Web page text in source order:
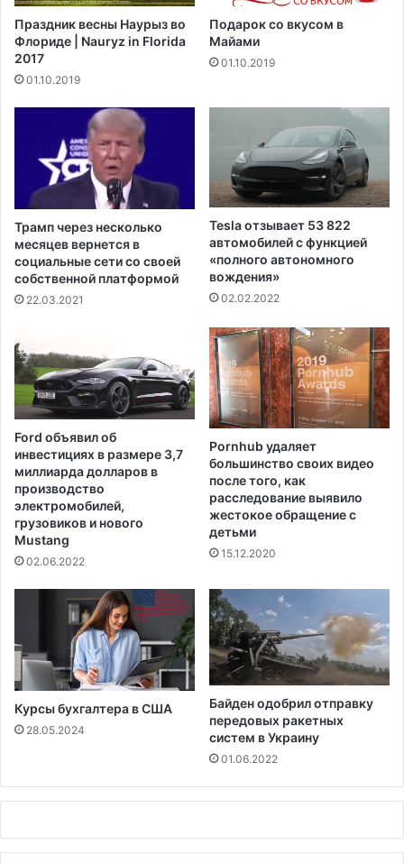
ч
и
л
и
с
у
д
о
в
а
к
ц
н
ы
т
C
o
v
9
л
г
в
р
а
з
0
0
0
0
л
л
а
р
в
л
я
в
ы
п
и
о
в
,
с
т
Праздник весны Наурыз во
Флориде | Nauryz in Florida
2017
01.10.2019
Подарок со вкусом в
Майами
01.10.2019
Трамп через несколько
месяцев вернется в
социальные сети со своей
собственной платформой
22.03.2021
Tesla отзывает 53 822
автомобилей с функцией
«полного автономного
вождения»
02.02.2022
Ford объявил об
инвестициях в размере 3,7
миллиарда долларов в
производство
электромобилей,
грузовиков и нового
Mustang
02.06.2022
Pornhub удаляет
большинство своих видео
после того, как
расследование выявило
жестокое обращение с
детьми
15.12.2020
Курсы бухгалтера в США
28.05.2024
Байден одобрил отправку
передовых ракетных
систем в Украину
01.06.2022